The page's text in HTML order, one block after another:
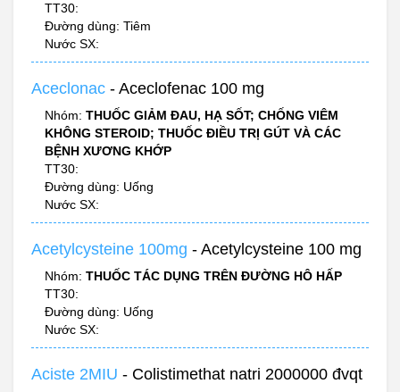
TT30:
Đường dùng: Tiêm
Nước SX:
Aceclonac - Aceclofenac 100 mg
Nhóm: THUỐC GIẢM ĐAU, HẠ SỐT; CHỐNG VIÊM
KHÔNG STEROID; THUỐC ĐIỀU TRỊ GÚT VÀ CÁC
BỆNH XƯƠNG KHỚP
TT30:
Đường dùng: Uống
Nước SX:
Acetylcysteine 100mg - Acetylcysteine 100 mg
Nhóm: THUỐC TÁC DỤNG TRÊN ĐƯỜNG HÔ HẤP
TT30:
Đường dùng: Uống
Nước SX:
Aciste 2MIU - Colistimethat natri 2000000 đvqt